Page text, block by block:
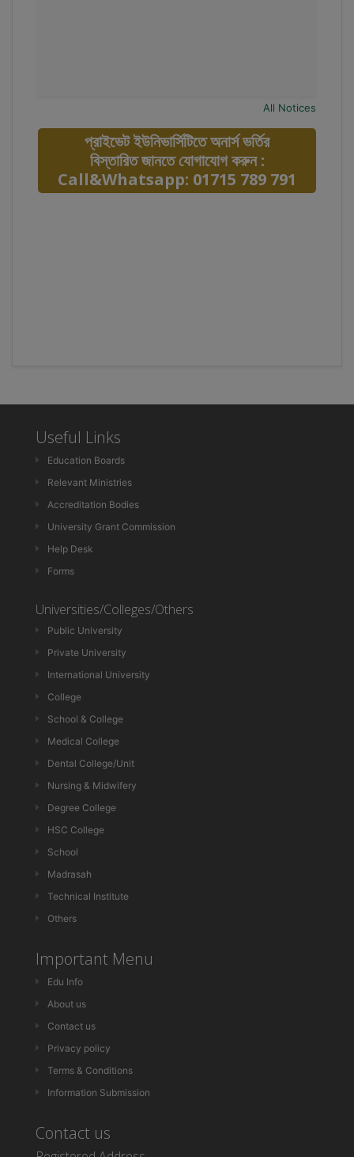
All Notices
প্রাইভেট ইউনিভার্সিটিতে অনার্স ভর্তির
বিস্তারিত জানতে যোগাযোগ করুন :
Call&Whatsapp: 01715 789 791
Useful Links
Education Boards
Relevant Ministries
Accreditation Bodies
University Grant Commission
Help Desk
Forms
Universities/Colleges/Others
Public University
Private University
International University
College
School & College
Medical College
Dental College/Unit
Nursing & Midwifery
Degree College
HSC College
School
Madrasah
Technical Institute
Others
Important Menu
Edu Info
About us
Contact us
Privacy policy
Terms & Conditions
Information Submission
Contact us